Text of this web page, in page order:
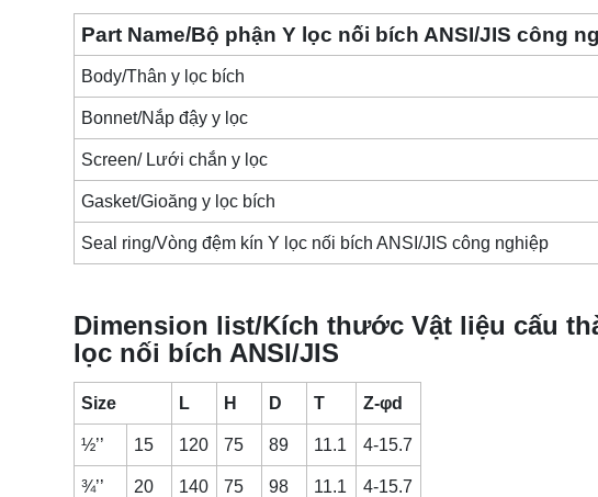
Part Name/Bộ phận Y lọc nối bích ANSI/JIS công
Body/Thân y lọc bích
Bonnet/Nắp đậy y lọc
Screen/ Lưới chắn y lọc
Gasket/Gioăng y lọc bích
Seal ring/Vòng đệm kín Y lọc nối bích ANSI/JIS công nghiệp
Dimension list/Kích thước Vật liệu cấu
lọc nối bích ANSI/JIS
Size L H D T Z-φd
½’’ 15 120 75 89 11.1 4-15.7
¾’’ 20 140 75 98 11.1 4-15.7